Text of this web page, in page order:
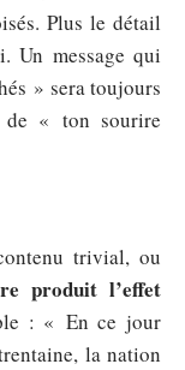
Plus le détail
Un message qui
» sera toujours
de « ton sourire
trivial, ou
produit l’effet
: « En ce jour
la nation